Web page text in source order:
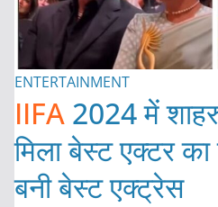
ENTERTAINMENT
IIFA 2024 में
मिला बेस्ट एक्टर
बनी बेस्ट एक्ट्रेस